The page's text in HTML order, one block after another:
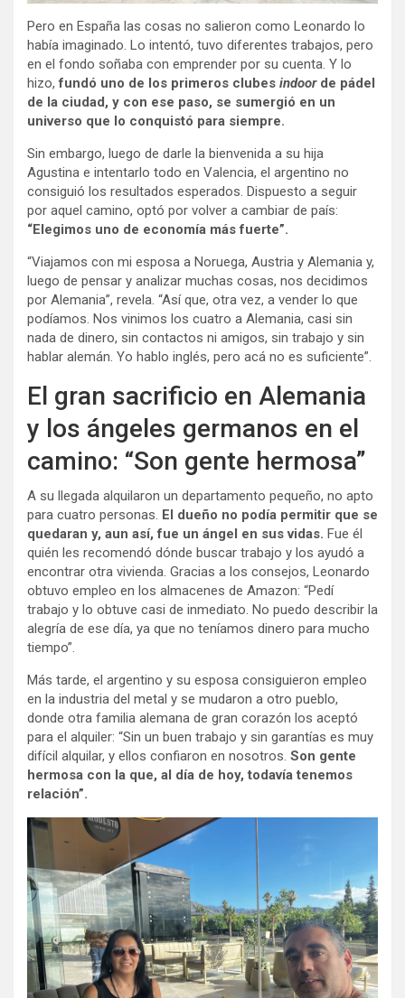
Pero en España las cosas no salieron como Leonardo lo
había imaginado. Lo intentó, tuvo diferentes trabajos, pero
en el fondo soñaba con emprender por su cuenta. Y lo
hizo,fundó uno de los primeros clubes indoor de pádel
de la ciudad, y con ese paso, se sumergió en un
universo que lo conquistó para siempre.
Sin embargo, luego de darle la bienvenida a su hija
Agustina e intentarlo todo en Valencia, el argentino no
consiguió los resultados esperados. Dispuesto a seguir
por aquel camino, optó por volver a cambiar de país:
“Elegimos uno de economía más fuerte”.
“Viajamos con mi esposa a Noruega, Austria y Alemania y,
luego de pensar y analizar muchas cosas, nos decidimos
por Alemania”, revela. “Así que, otra vez, a vender lo que
podíamos. Nos vinimos los cuatro a Alemania, casi sin
nada de dinero, sin contactos ni amigos, sin trabajo y sin
hablar alemán. Yo hablo inglés, pero acá no es suficiente”.
El gran sacrificio en Alemania
y los ángeles germanos en el
camino: “Son gente hermosa”
A su llegada alquilaron un departamento pequeño, no apto
para cuatro personas. El dueño no podía permitir que se
quedaran y, aun así, fue un ángel en sus vidas. Fue él
quién les recomendó dónde buscar trabajo y los ayudó a
encontrar otra vivienda. Gracias a los consejos, Leonardo
obtuvo empleo en los almacenes de Amazon: “Pedí
trabajo y lo obtuve casi de inmediato. No puedo describir la
alegría de ese día, ya que no teníamos dinero para mucho
tiempo”.
Más tarde, el argentino y su esposa consiguieron empleo
en la industria del metal y se mudaron a otro pueblo,
donde otra familia alemana de gran corazón los aceptó
para el alquiler: “Sin un buen trabajo y sin garantías es muy
difícil alquilar, y ellos confiaron en nosotros. Son gente
hermosa con la que, al día de hoy, todavía tenemos
relación”.